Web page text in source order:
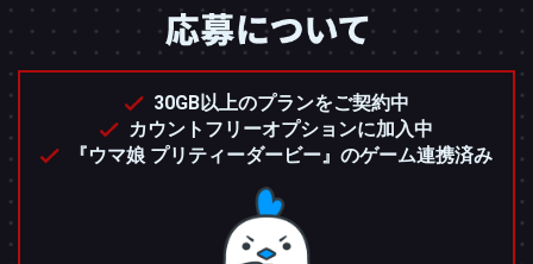
30GB以上のプランをご契約中
カウントフリーオプションに加入中
『ウマ娘 プリティーダービー』のゲーム連携済み